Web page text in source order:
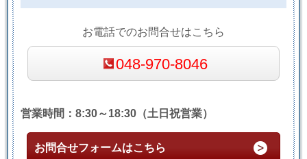
お電話でのお問合せはこちら
048-970-8046
営業時間：8:30～18:30（土日祝営業）
お問合せフォームはこちら